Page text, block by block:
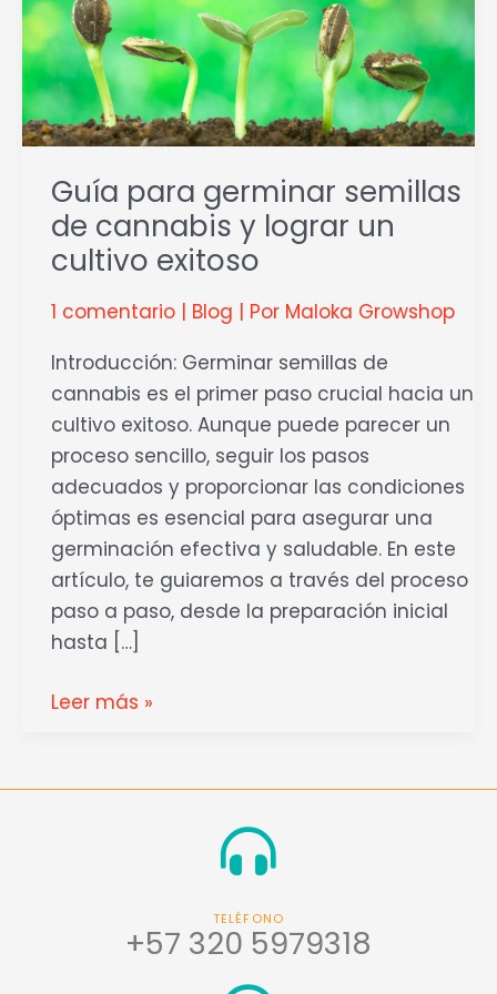
Guía para germinar semillas
de cannabis y lograr un
cultivo exitoso
1 comentario | Blog | Por Maloka Growshop
Introducción: Germinar semillas de
cannabis es el primer paso crucial hacia un
cultivo exitoso. Aunque puede parecer un
proceso sencillo, seguir los pasos
adecuados y proporcionar las condiciones
óptimas es esencial para asegurar una
germinación efectiva y saludable. En este
artículo, te guiaremos a través del proceso
paso a paso, desde la preparación inicial
hasta […]
y
lograr
un
cultivo
exitoso
Leer más »
TELÉFONO
+57 320 5979318